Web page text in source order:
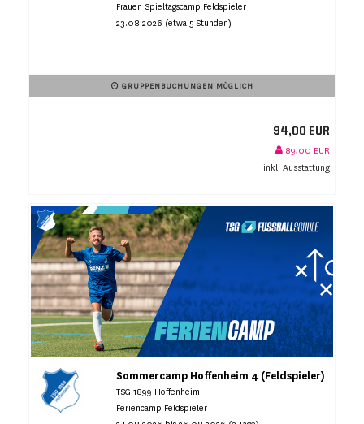
Frauen Spieltagscamp Feldspieler
23.08.2026 (etwa 5 Stunden)
GRUPPENBUCHUNGEN MÖGLICH
94,00 EUR
89,00 EUR
inkl. Ausstattung
Sommercamp Hoffenheim 4 (Feldspieler)
TSG 1899 Hoffenheim
Feriencamp Feldspieler